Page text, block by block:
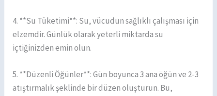
4. **Su Tüketimi**: Su, vücudun sağlıklı çalışması için
elzemdir. Günlük olarak yeterli miktarda su
içtiğinizden emin olun.
5. **Düzenli Öğünler**: Gün boyunca 3 ana öğün ve 2-3
atıştırmalık şeklinde bir düzen oluşturun. Bu,